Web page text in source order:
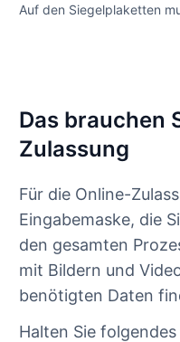
Auf den Siegelplaketten
Das brauchen
Zulassung
Für die Online-
Eingabemaske, die
den gesamten
mit Bildern und
benötigten Daten
Halten Sie